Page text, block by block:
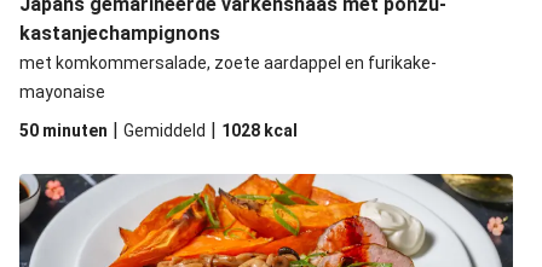
kastanjechampignons
met komkommersalade, zoete aardappel en furikake-
mayonaise
50 minuten | Gemiddeld | 1028 kcal